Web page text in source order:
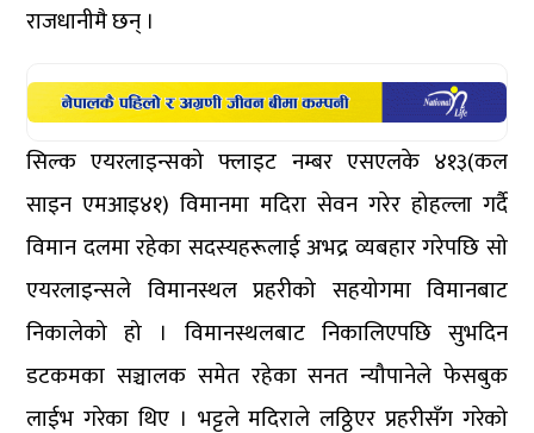
राजधानीमै छन् ।
सिल्क एयरलाइन्सको फ्लाइट नम्बर एसएलके ४१३(कल
साइन एमआइ४१) विमानमा मदिरा सेवन गरेर होहल्ला गर्दै
विमान दलमा रहेका सदस्यहरूलाई अभद्र व्यबहार गरेपछि सो
एयरलाइन्सले विमानस्थल प्रहरीको सहयोगमा विमानबाट
निकालेको हो । विमानस्थलबाट निकालिएपछि सुभदिन
डटकमका सञ्चालक समेत रहेका सनत न्यौपानेले फेसबुक
लाईभ गरेका थिए । भट्टले मदिराले लठ्ठिएर प्रहरीसँग गरेको